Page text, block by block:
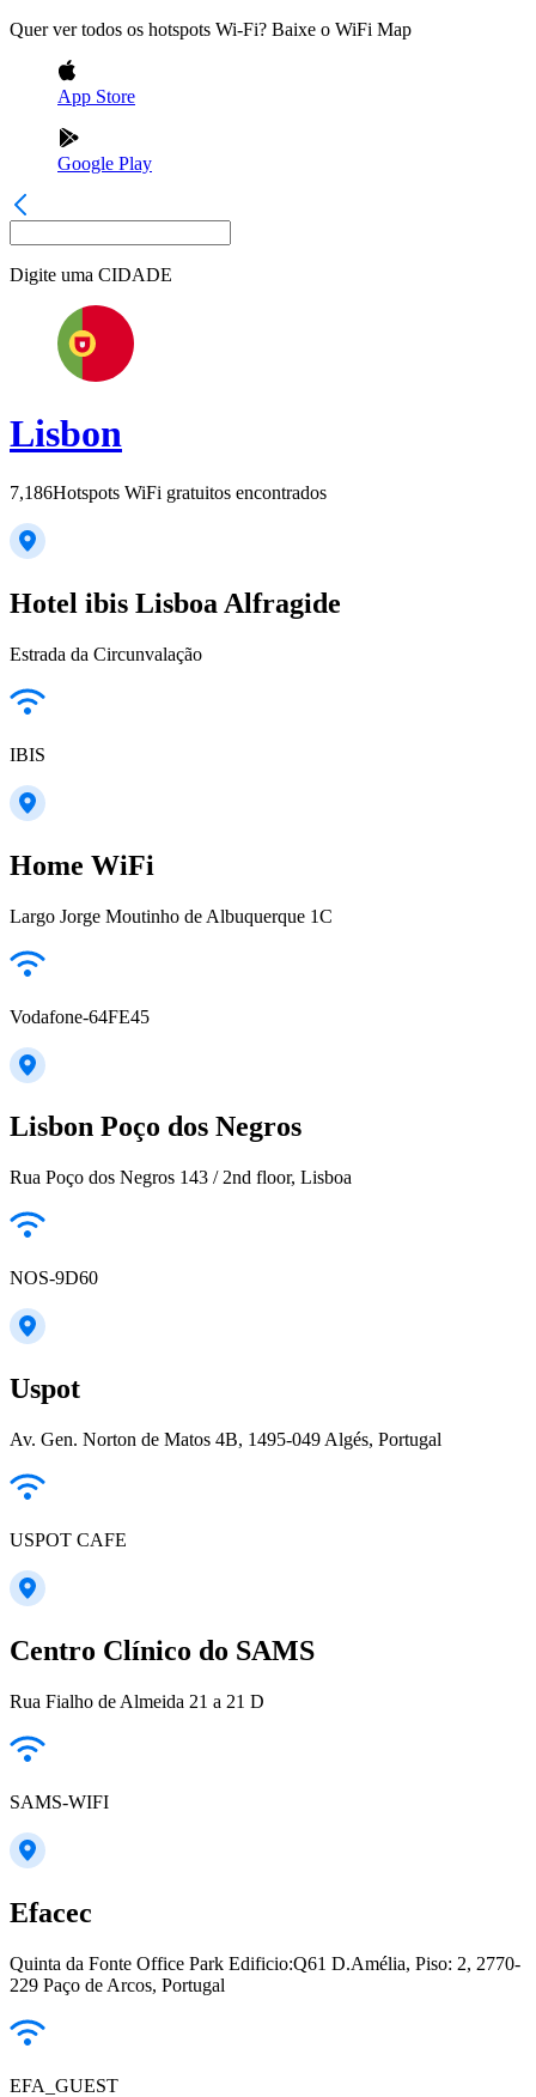
Quer ver todos os hotspots Wi-Fi? Baixe o WiFi Map
App Store
Google Play
Digite uma CIDADE
Lisbon
7,186Hotspots WiFi gratuitos encontrados
Hotel ibis Lisboa Alfragide
Estrada da Circunvalação
IBIS
Home WiFi
Largo Jorge Moutinho de Albuquerque 1C
Vodafone-64FE45
Lisbon Poço dos Negros
Rua Poço dos Negros 143 / 2nd floor, Lisboa
NOS-9D60
Uspot
Av. Gen. Norton de Matos 4B, 1495-049 Algés, Portugal
USPOT CAFE
Centro Clínico do SAMS
Rua Fialho de Almeida 21 a 21 D
SAMS-WIFI
Efacec
Quinta da Fonte Office Park Edificio:Q61 D.Amélia, Piso: 2, 2770-
229 Paço de Arcos, Portugal
EFA_GUEST